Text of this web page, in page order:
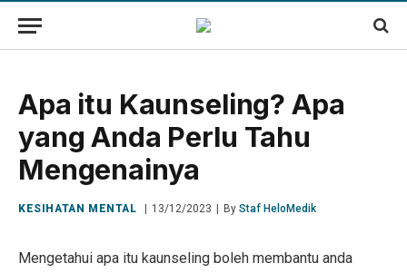
Apa itu Kaunseling? Apa
yang Anda Perlu Tahu
Mengenainya
KESIHATAN MENTAL 13/12/2023 By Staf HeloMedik
Mengetahui apa itu kaunseling boleh membantu anda